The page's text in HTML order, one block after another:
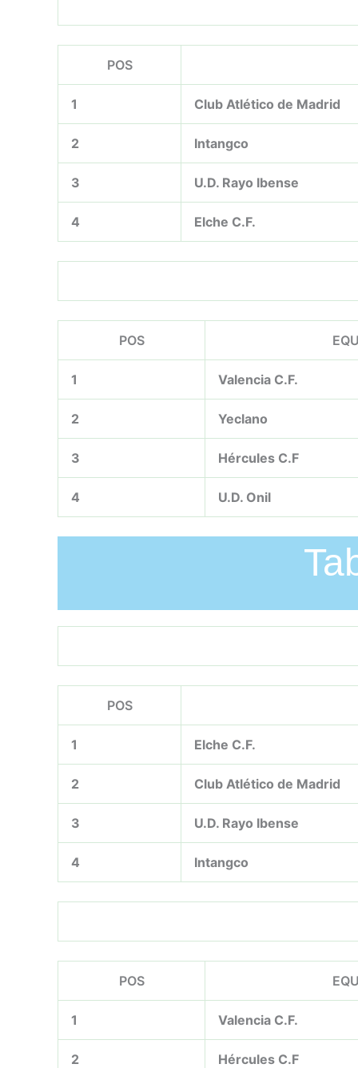
POS
1 Club Atlético de Madrid
2 Intangco
3 U.D. Rayo Ibense
4 Elche C.F.
POS
1 Valencia C.F.
2 Yeclano
3 Hércules C.F
4 U.D. Onil
POS
1 Elche C.F.
2 Club Atlético de Madrid
3 U.D. Rayo Ibense
4 Intangco
POS
1 Valencia C.F.
2 Hércules C.F